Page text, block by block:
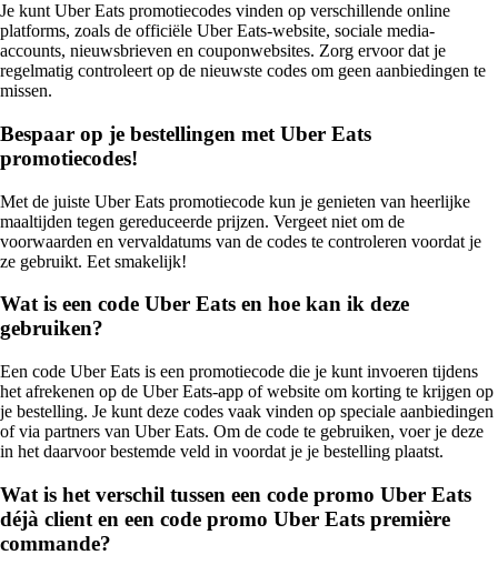
Je kunt Uber Eats promotiecodes vinden op verschillende online
platforms, zoals de officiële Uber Eats-website, sociale media-
accounts, nieuwsbrieven en couponwebsites. Zorg ervoor dat je
regelmatig controleert op de nieuwste codes om geen aanbiedingen te
missen.
Bespaar op je bestellingen met Uber Eats
promotiecodes!
Met de juiste Uber Eats promotiecode kun je genieten van heerlijke
maaltijden tegen gereduceerde prijzen. Vergeet niet om de
voorwaarden en vervaldatums van de codes te controleren voordat je
ze gebruikt. Eet smakelijk!
Wat is een code Uber Eats en hoe kan ik deze
gebruiken?
Een code Uber Eats is een promotiecode die je kunt invoeren tijdens
het afrekenen op de Uber Eats-app of website om korting te krijgen op
je bestelling. Je kunt deze codes vaak vinden op speciale aanbiedingen
of via partners van Uber Eats. Om de code te gebruiken, voer je deze
in het daarvoor bestemde veld in voordat je je bestelling plaatst.
Wat is het verschil tussen een code promo Uber Eats
déjà client en een code promo Uber Eats première
commande?